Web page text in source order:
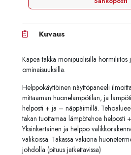
Kuvaus
Kapea takka monipuolisilla hormiliitos
ominaisuuksilla.
Helppokäyttöinen näyttöpaneeli
mittaaman huonelämpötilan, ja
helposti + ja – näppäimillä.
takan tuottamaa lämpötehoa helposti
Yksinkertainen ja helppo
valikoissa. Takassa vakiona
johdolla (pituus jatkettavissa)